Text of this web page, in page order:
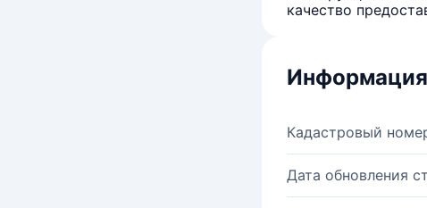
качество
Кадастровый
Дата обновления